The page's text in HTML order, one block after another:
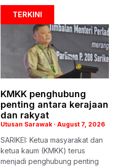
TERKINI
KMKK penghubung
penting antara kerajaan
dan rakyat
Utusan Sarawak August 7, 2026
SARIKEI: Ketua masyarakat dan
ketua kaum (KMKK) terus
menjadi penghubung penting